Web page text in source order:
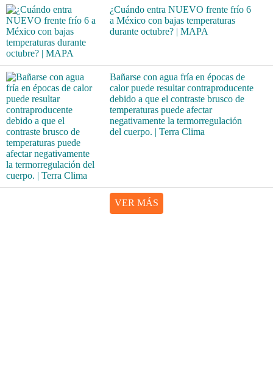
¿Cuándo entra NUEVO frente frío 6
a México con bajas temperaturas
durante octubre? | MAPA
Bañarse con agua fría en épocas de
calor puede resultar contraproducente
debido a que el contraste brusco de
temperaturas puede afectar
negativamente la termorregulación
del cuerpo. | Terra Clima
VER MÁS